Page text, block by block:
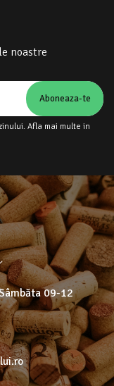
noastre
Afla mai multe in
09-12